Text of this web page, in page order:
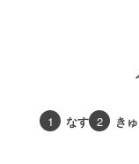
1 なす 2 き